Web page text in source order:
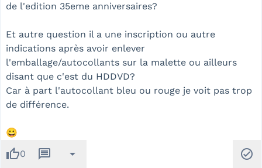
de l'edition 35eme anniversaires?
Et autre question il a une inscription ou autre
indications après avoir enlever
l'emballage/autocollants sur la malette ou ailleurs
disant que c'est du HDDVD?
Car à part l'autocollant bleu ou rouge je voit pas trop
de différence.
😀
thumb_up0 message arrow_drop_down check_circle